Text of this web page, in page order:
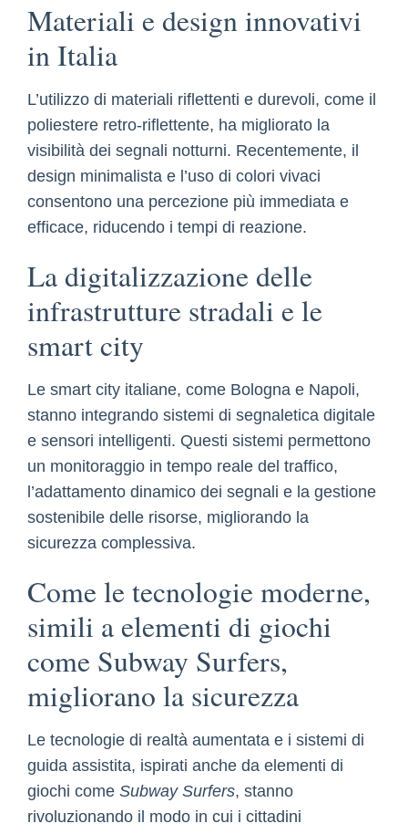
Materiali e design innovativi
in Italia
L’utilizzo di materiali riflettenti e durevoli, come il
poliestere retro-riflettente, ha migliorato la
visibilità dei segnali notturni. Recentemente, il
design minimalista e l’uso di colori vivaci
consentono una percezione più immediata e
efficace, riducendo i tempi di reazione.
La digitalizzazione delle
infrastrutture stradali e le
smart city
Le smart city italiane, come Bologna e Napoli,
stanno integrando sistemi di segnaletica digitale
e sensori intelligenti. Questi sistemi permettono
un monitoraggio in tempo reale del traffico,
l’adattamento dinamico dei segnali e la gestione
sostenibile delle risorse, migliorando la
sicurezza complessiva.
Come le tecnologie moderne,
simili a elementi di giochi
come Subway Surfers,
migliorano la sicurezza
Le tecnologie di realtà aumentata e i sistemi di
guida assistita, ispirati anche da elementi di
giochi come Subway Surfers, stanno
rivoluzionando il modo in cui i cittadini